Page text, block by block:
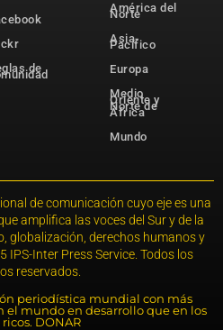
de
América del
Norte
Asia-
Pacífico
Europa
Medio
Oriente y
Norte de
África
Mundo
de comunicación cuyo eje es una
amplifica las voces del Sur y de la
globalización, derechos humanos y
Inter Press Service. Todos los
reservados.
periodística mundial con más
el mundo en desarrollo que en los
ricos. DONAR